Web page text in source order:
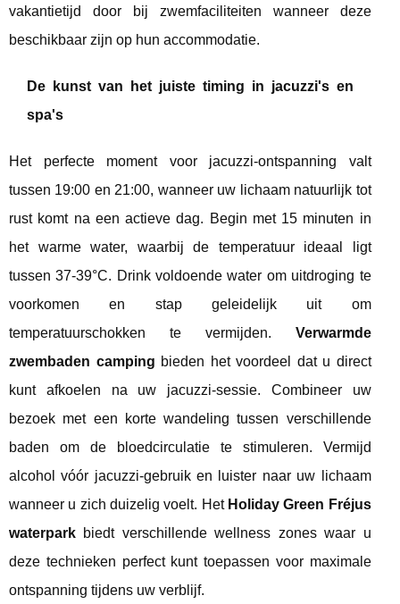
vakantietijd door bij zwemfaciliteiten wanneer deze
beschikbaar zijn op hun accommodatie.
De kunst van het juiste timing in jacuzzi's en
spa's
Het perfecte moment voor jacuzzi-ontspanning valt
tussen 19:00 en 21:00, wanneer uw lichaam natuurlijk tot
rust komt na een actieve dag. Begin met 15 minuten in
het warme water, waarbij de temperatuur ideaal ligt
tussen 37-39°C. Drink voldoende water om uitdroging te
voorkomen en stap geleidelijk uit om
temperatuurschokken te vermijden. Verwarmde
zwembaden camping bieden het voordeel dat u direct
kunt afkoelen na uw jacuzzi-sessie. Combineer uw
bezoek met een korte wandeling tussen verschillende
baden om de bloedcirculatie te stimuleren. Vermijd
alcohol vóór jacuzzi-gebruik en luister naar uw lichaam
wanneer u zich duizelig voelt. Het Holiday Green Fréjus
waterpark biedt verschillende wellness zones waar u
deze technieken perfect kunt toepassen voor maximale
ontspanning tijdens uw verblijf.